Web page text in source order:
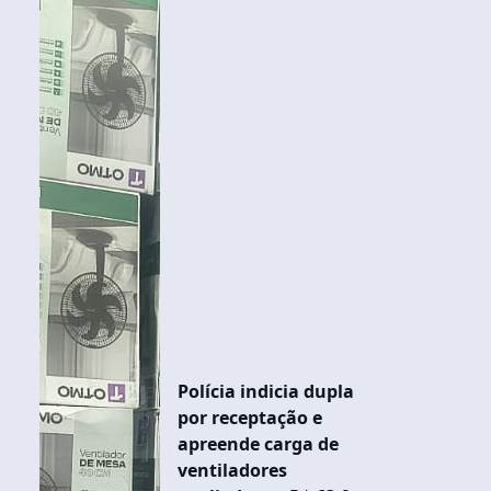
Polícia indicia dupla
por receptação e
apreende carga de
ventiladores